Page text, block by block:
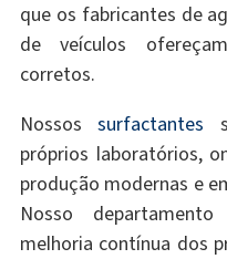
que os fabricantes de
de veículos
corretos.
Nossossurfactantes
próprios laboratórios,
produção modernas e
Nosso
melhoria contínua dos